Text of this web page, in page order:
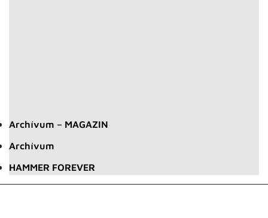
Archívum – MAGAZIN
Archívum
HAMMER FOREVER